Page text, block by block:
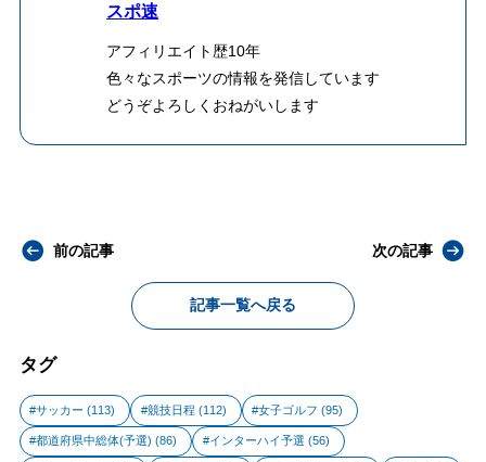
スポ速
アフィリエイト歴10年
色々なスポーツの情報を発信しています
どうぞよろしくおねがいします
前の記事
記事一覧へ戻る
次の記事
タグ
サッカー (113) 競技日程 (112) 女子ゴルフ (95)
都道府県中総体(予選) (86) インターハイ予選 (56)